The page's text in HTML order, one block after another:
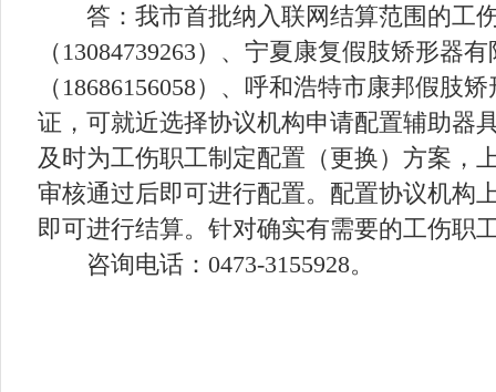
答：我市首批纳入联网结算范围的工
（13084739263）、宁夏康复假肢矫形器
（18686156058）、呼和浩特市康邦假肢
证，可就近选择协议机构申请配置辅助器
及时为工伤职工制定配置（更换）方案，
审核通过后即可进行配置。配置协议机构
即可进行结算。针对确实有需要的工伤职
咨询电话：0473-3155928。